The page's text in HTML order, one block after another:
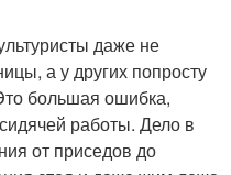
даже не
а у других попросту
большая ошибка,
работы. Дело в
от приседов до